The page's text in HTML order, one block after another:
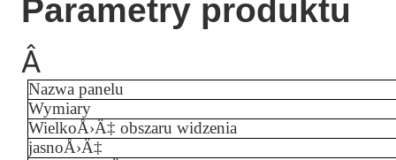
Parametry produktu
Â
Nazwa panelu
Wymiary
WielkoÅ›Ä‡ obszaru widzenia
jasnoÅ›Ä‡